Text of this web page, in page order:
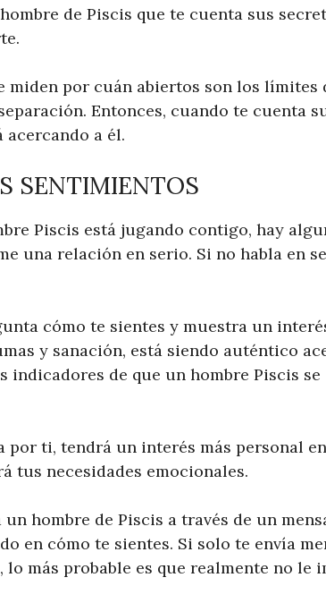
de Piscis que te cuenta sus
miden por cuán abiertos son los límites
Entonces, cuando te cuenta
acercando a él.
SENTIMIENTOS
Piscis está jugando contigo, hay
una relación en serio. Si no habla en
cómo te sientes y muestra un
y sanación, está siendo auténtico
indicadores de que un hombre Piscis se
por ti, tendrá un interés más personal
tus necesidades emocionales.
hombre de Piscis a través de un
en cómo te sientes. Si solo te envía
más probable es que realmente no le